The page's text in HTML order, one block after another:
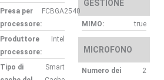
Presa per
processore:
FCBGA2540
Produttore
processore:
Intel
Tipo di
Smart
GESTIONE
MIMO: true
MICROFONO
Numero dei
2